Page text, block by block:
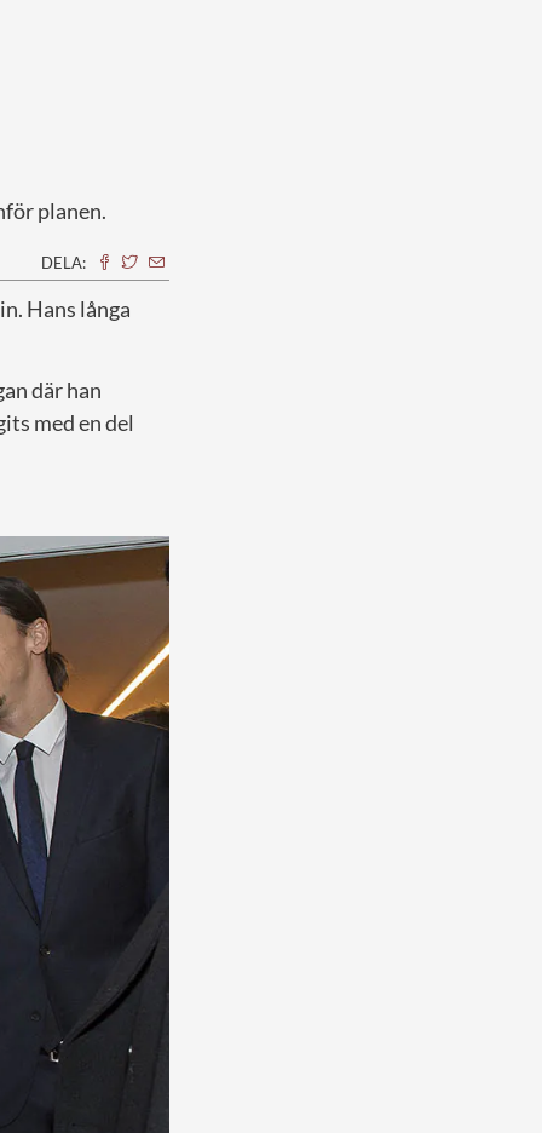
planen.
DELA:
Hans långa
där han
med en del